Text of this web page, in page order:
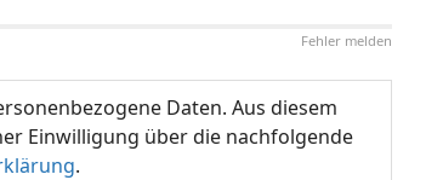
Fehler melden
Daten. Aus diesem
Einwilligung über die nachfolgende
.